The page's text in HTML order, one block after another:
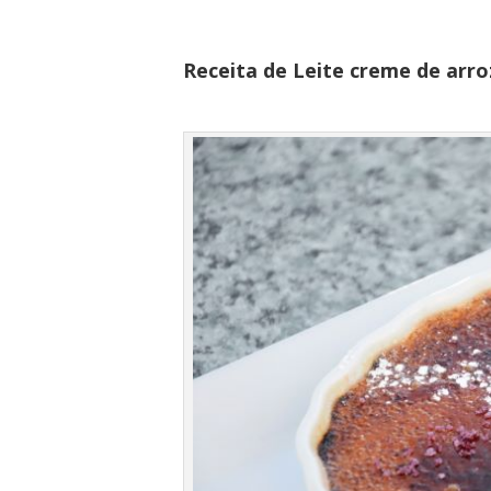
Receita de Leite creme de